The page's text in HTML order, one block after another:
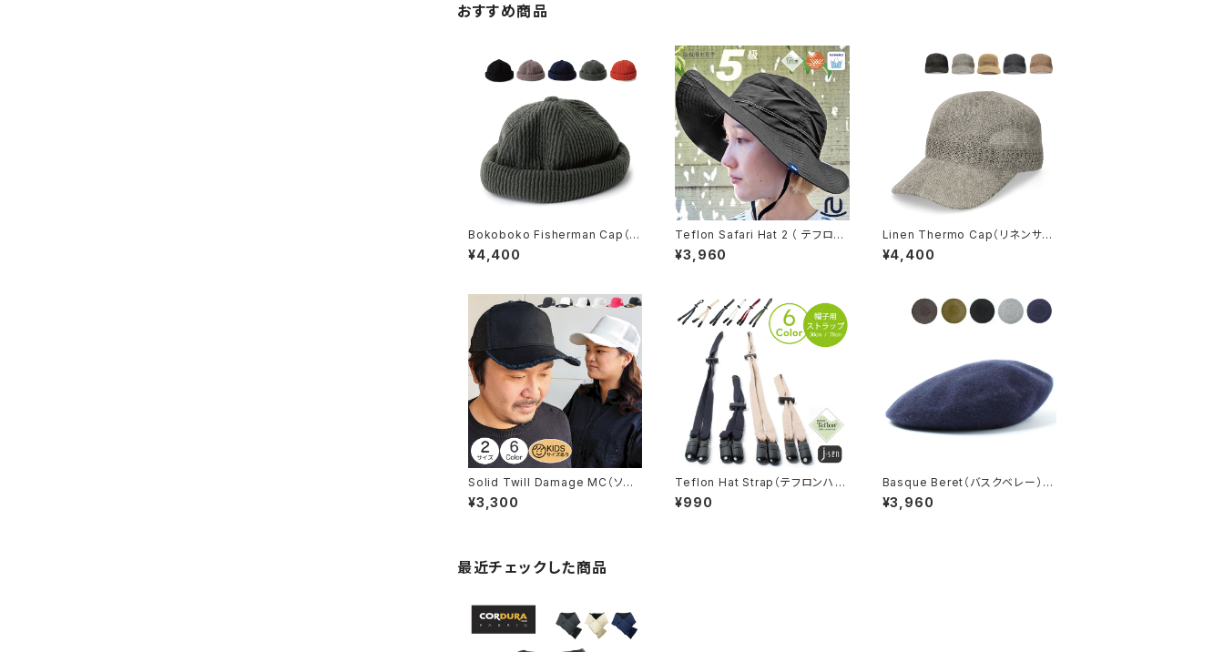
おすすめ商品
Bokoboko Fisherman Cap（ボ
コボコフィッシャーマンキャップ）
【bck-u90451】
¥4,400
Teflon Safari Hat 2 （ テフロン
サファリハット ツー ）【hb-1761r
k】
¥3,960
Linen Thermo Cap（リネンサー
モキャップ）【bca-y01490】
¥4,400
Solid Twill Damage MC（ソリッ
ドツイルダメージメッシュキャップ）
【rmc-2007】
¥3,300
Teflon Hat Strap（テフロンハッ
トストラップ）【hb-1627rks】
¥990
Basque Beret（バスクベレー）
【bcp-e62980】
¥3,960
最近チェックした商品